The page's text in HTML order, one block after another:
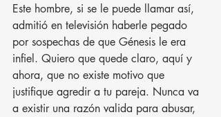
Este hombre, si se le puede llamar así,
admitió en televisión haberle pegado
por sospechas de que Génesis le era
infiel. Quiero que quede claro, aquí y
ahora, que no existe motivo que
justifique agredir a tu pareja. Nunca va
a existir una razón valida para abusar,